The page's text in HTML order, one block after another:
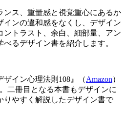
ンス、重量感と視覚重心にあるか
インの違和感をなくし、デザイン
ントラスト、余白、細部量、アン
るデザイン書を紹介します。
イン心理法則108』（Amazon）
二冊目となる本書もデザインに
りやすく解説したデザイン書で